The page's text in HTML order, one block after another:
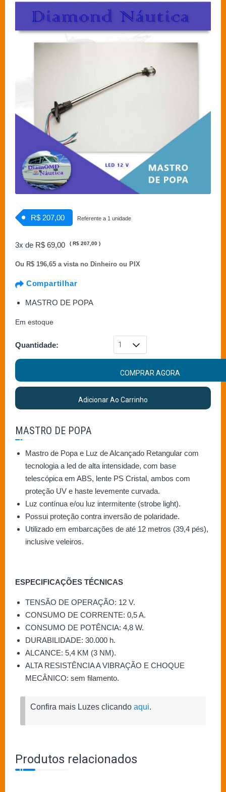
R$ 207,00 Referente a 1 unidade
3x de R$ 69,00 ( R$ 207,00 )
Ou R$ 196,65 a vista no Dinheiro ou PIX
Compartilhar
MASTRO DE POPA
Em estoque
Quantidade:
COMPRAR AGORA
Adicionar Ao Carrinho
MASTRO DE POPA
Mastro de Popa e Luz de Alcançado Retangular com
tecnologia a led de alta intensidade, com base
telescópica em ABS, lente PS Cristal, ambos com
proteção UV e haste levemente curvada.
Luz contínua e/ou luz intermitente (strobe light).
Possui proteção contra inversão de polaridade.
Utilizado em embarcações de até 12 metros (39,4 pés),
inclusive veleiros.
ESPECIFICAÇÕES TÉCNICAS
TENSÃO DE OPERAÇÃO: 12 V.
CONSUMO DE CORRENTE: 0,5 A.
CONSUMO DE POTÊNCIA: 4,8 W.
DURABILIDADE: 30.000 h.
ALCANCE: 5,4 KM (3 NM).
ALTA RESISTÊNCIA A VIBRAÇÃO E CHOQUE
MECÂNICO: sem filamento.
Confira mais Luzes clicando aqui.
Produtos relacionados